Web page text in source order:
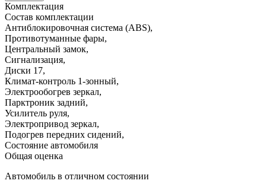
Комплектация
Состав комплектации
Антиблокировочная система (ABS),
Противотуманные фары,
Центральный замок,
Сигнализация,
Диски 17,
Климат-контроль 1-зонный,
Электрообогрев зеркал,
Парктроник задний,
Усилитель руля,
Электропривод зеркал,
Подогрев передних сидений,
Состояние автомобиля
Общая оценка
Автомобиль в отличном состоянии